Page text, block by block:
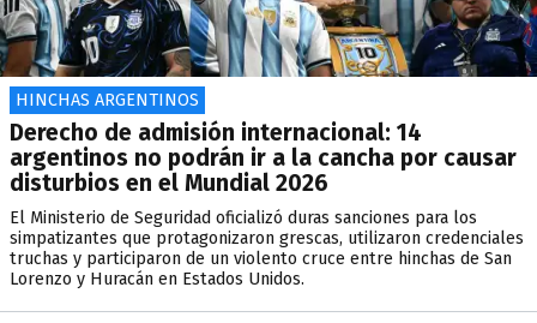
HINCHAS ARGENTINOS
Derecho de admisión internacional: 14
argentinos no podrán ir a la cancha por causar
disturbios en el Mundial 2026
El Ministerio de Seguridad oficializó duras sanciones para los
simpatizantes que protagonizaron grescas, utilizaron credenciales
truchas y participaron de un violento cruce entre hinchas de San
Lorenzo y Huracán en Estados Unidos.